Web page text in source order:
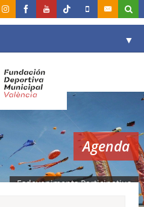
▼
▼
▼
▼
Agenda
Esdeveniments Participatius